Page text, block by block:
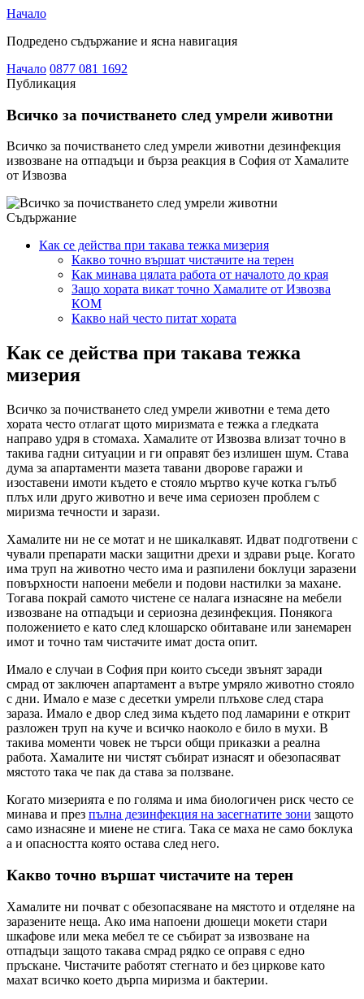
Начало
Подредено съдържание и ясна навигация
Начало 0877 081 1692
Публикация
Всичко за почистването след умрели животни
Всичко за почистването след умрели животни дезинфекция
извозване на отпадъци и бърза реакция в София от Хамалите
от Извозва
Съдържание
Как се действа при такава тежка мизерия
Какво точно вършат чистачите на терен
Как минава цялата работа от началото до края
Защо хората викат точно Хамалите от Извозва
КОМ
Какво най често питат хората
Как се действа при такава тежка
мизерия
Всичко за почистването след умрели животни е тема дето
хората често отлагат щото миризмата е тежка а гледката
направо удря в стомаха. Хамалите от Извозва влизат точно в
такива гадни ситуации и ги оправят без излишен шум. Става
дума за апартаменти мазета тавани дворове гаражи и
изоставени имоти където е стояло мъртво куче котка гълъб
плъх или друго животно и вече има сериозен проблем с
миризма течности и зарази.
Хамалите ни не се мотат и не шикалкавят. Идват подготвени с
чували препарати маски защитни дрехи и здрави ръце. Когато
има труп на животно често има и разпилени боклуци заразени
повърхности напоени мебели и подови настилки за махане.
Тогава покрай самото чистене се налага изнасяне на мебели
извозване на отпадъци и сериозна дезинфекция. Понякога
положението е като след клошарско обитаване или занемарен
имот и точно там чистачите имат доста опит.
Имало е случаи в София при които съседи звънят заради
смрад от заключен апартамент а вътре умряло животно стояло
с дни. Имало е мазе с десетки умрели плъхове след стара
зараза. Имало е двор след зима където под ламарини е открит
разложен труп на куче и всичко наоколо е било в мухи. В
такива моменти човек не търси общи приказки а реална
работа. Хамалите ни чистят събират изнасят и обезопасяват
мястото така че пак да става за ползване.
Когато мизерията е по голяма и има биологичен риск често се
минава и през пълна дезинфекция на засегнатите зони защото
само изнасяне и миене не стига. Така се маха не само боклука
а и опасността която остава след него.
Какво точно вършат чистачите на терен
Хамалите ни почват с обезопасяване на мястото и отделяне на
заразените неща. Ако има напоени дюшеци мокети стари
шкафове или мека мебел те се събират за извозване на
отпадъци защото такава смрад рядко се оправя с едно
пръскане. Чистачите работят стегнато и без циркове като
махат всичко което дърпа миризма и бактерии.